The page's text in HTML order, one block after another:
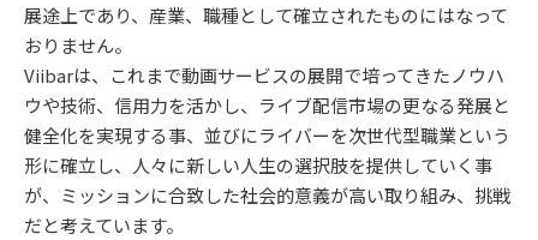
展途上であり、産業、職種として確立されたものにはなって
おりません。
Viibarは、これまで動画サービスの展開で培ってきたノウハ
ウや技術、信用力を活かし、ライブ配信市場の更なる発展と
健全化を実現する事、並びにライバーを次世代型職業という
形に確立し、人々に新しい人生の選択肢を提供していく事
が、ミッションに合致した社会的意義が高い取り組み、挑戦
だと考えています。